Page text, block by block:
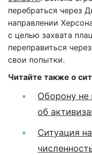
перебраться через
направлении
с целью захвата
переправиться
свои попытки.
Читайте также о
Оборону не
об
Ситуация